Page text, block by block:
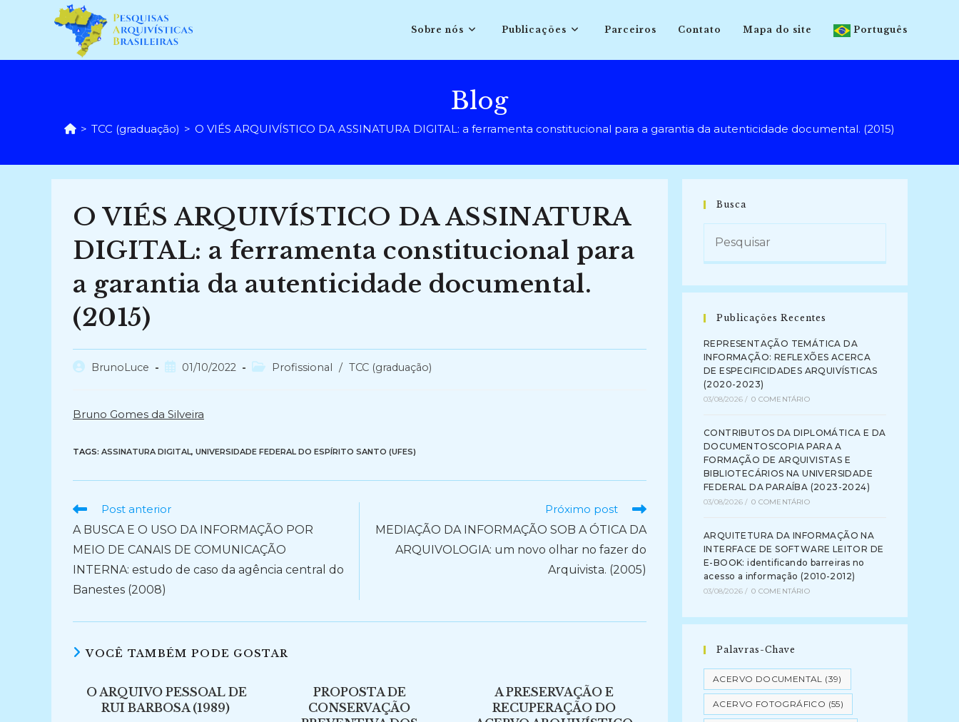
conteúdo
Sobre nós Publicações Parceiros Contato Mapa do site Português
Blog
> TCC (graduação) > O VIÉS ARQUIVÍSTICO DA ASSINATURA DIGITAL: a ferramenta constitucional para a garantia da autenticidade documental. (2015)
O VIÉS ARQUIVÍSTICO DA ASSINATURA
DIGITAL: a ferramenta constitucional para
a garantia da autenticidade documental.
(2015)
AutorBrunoLuce
Post01/10/2022
Categoria
Profissional / TCC (graduação)
Bruno Gomes da Silveira
TAGS: ASSINATURA DIGITAL, UNIVERSIDADE FEDERAL DO ESPÍRITO SANTO (UFES)
Ler
artigos
Post anterior
A BUSCA E O USO DA INFORMAÇÃO POR
MEIO DE CANAIS DE COMUNICAÇÃO
INTERNA: estudo de caso da agência central do
Banestes (2008)
Próximo post
MEDIAÇÃO DA INFORMAÇÃO SOB A ÓTICA DA
ARQUIVOLOGIA: um novo olhar no fazer do
Arquivista. (2005)
VOCÊ TAMBÉM PODE GOSTAR
O ARQUIVO PESSOAL DE
RUI BARBOSA (1989)
PROPOSTA DE
CONSERVAÇÃO
A PRESERVAÇÃO E
RECUPERAÇÃO DO
Busca
Publicações Recentes
REPRESENTAÇÃO TEMÁTICA DA
INFORMAÇÃO: REFLEXÕES ACERCA
DE ESPECIFICIDADES ARQUIVÍSTICAS
(2020-2023)
03/08/2026 / 0 COMENTÁRIO
CONTRIBUTOS DA DIPLOMÁTICA E DA
DOCUMENTOSCOPIA PARA A
FORMAÇÃO DE ARQUIVISTAS E
BIBLIOTECÁRIOS NA UNIVERSIDADE
FEDERAL DA PARAÍBA (2023-2024)
03/08/2026 / 0 COMENTÁRIO
ARQUITETURA DA INFORMAÇÃO NA
INTERFACE DE SOFTWARE LEITOR DE
E-BOOK: identificando barreiras no
acesso a informação (2010-2012)
03/08/2026 / 0 COMENTÁRIO
Palavras-Chave
ACERVO DOCUMENTAL (39)
ACERVO FOTOGRÁFICO (55)